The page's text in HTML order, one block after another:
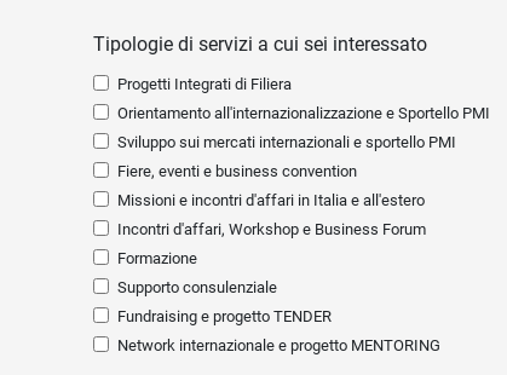
Tipologie di servizi a cui sei interessato
Progetti Integrati di Filiera
Orientamento all'internazionalizzazione e Sportello PMI
Sviluppo sui mercati internazionali e sportello PMI
Fiere, eventi e business convention
Missioni e incontri d'affari in Italia e all'estero
Incontri d'affari, Workshop e Business Forum
Formazione
Supporto consulenziale
Fundraising e progetto TENDER
Network internazionale e progetto MENTORING